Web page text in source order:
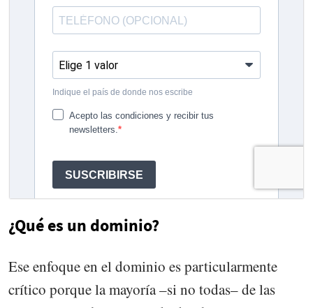
¿Qué es un dominio?
Ese enfoque en el dominio es particularmente
crítico porque la mayoría –si no todas– de las